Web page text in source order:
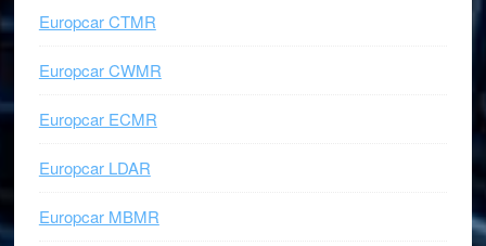
Europcar CTMR
Europcar CWMR
Europcar ECMR
Europcar LDAR
Europcar MBMR